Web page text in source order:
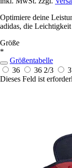
Optimiere deine
adidas, die
Größe
*
Größentabelle
36
36 2/3
Dieses Feld ist